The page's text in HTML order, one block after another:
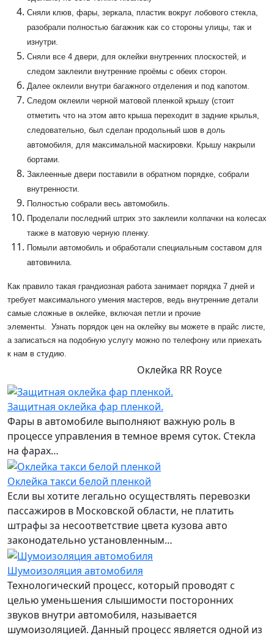
Сняли клюв, фары, зеркала, пластик вокруг лобового стекла,
разобрали полностью багажник как со стороны улицы, так и
изнутри.
Сняли все 4 двери, для оклейки внутренних плоскостей, и
следом заклеили внутренние проёмы с обеих сторон.
Далее оклеили внутри багажного отделения и под капотом.
Следом оклеили черной матовой пленкой крышу (стоит
отметить что на этом авто крыша переходит в задние крылья,
следовательно, был сделан продольный шов в доль
автомобиля, для максимальной маскировки. Крышу накрыли
бортами.
Заклеенные двери поставили в обратном порядке, собрали
внутренности.
Полностью собрали весь автомобиль.
Проделали последний штрих это заклеили колпачки на колесах
также в матовую черную пленку.
Помыли автомобиль и обработали специальным составом для
автовинила.
Как правило такая грандиозная работа занимает порядка 7 дней и
требует максимального умения мастеров, ведь внутренние детали
самые сложные в оклейке, включая петли и прочие
элементы. Узнать порядок цен на оклейку вы можете в прайс листе,
а записаться на подобную услугу можно по телефону или приехать
к нам в студию.
Оклейка RR Royce
Защитная оклейка фар пленкой.
Фары в автомобиле выполняют важную роль в
процессе управления в темное время суток. Стекла
на фарах…
Оклейка такси белой пленкой
Если вы хотите легально осуществлять перевозки
пассажиров в Московской области, не платить
штрафы за несоответствие цвета кузова авто
законодательно установленным…
Шумоизоляция автомобиля
Технологический процесс, который проводят с
целью уменьшения слышимости посторонних
звуков внутри автомобиля, называется
шумоизоляцией. Данный процесс является одной из